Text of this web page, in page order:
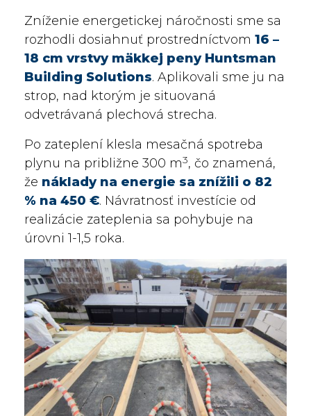
Zníženie energetickej náročnosti sme sa
rozhodli dosiahnuť prostredníctvom 16 –
18 cm vrstvy mäkkej peny Huntsman
Building Solutions. Aplikovali sme ju na
strop, nad ktorým je situovaná
odvetrávaná plechová strecha.
Po zateplení klesla mesačná spotreba
plynu na približne 300 m3, čo znamená,
že náklady na energie sa znížili o 82
% na 450 €. Návratnosť investície od
realizácie zateplenia sa pohybuje na
úrovni 1-1,5 roka.